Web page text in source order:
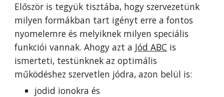
Először is tegyük tisztába, hogy szervezetünk
milyen formákban tart igényt erre a fontos
nyomelemre és melyiknek milyen speciális
funkciói vannak. Ahogy azt a Jód ABC is
ismerteti, testünknek az optimális
működéshez szervetlen jódra, azon belül is:
jodid ionokra és